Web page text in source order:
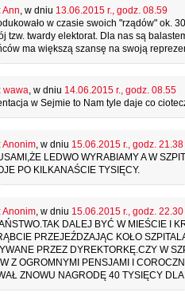
Ann, w dniu 13.06.2015 r., godz. 08.59
w czasie swoich "rządów" ok.
tzw. twardy elektorat. Dla nas są
ma większą szansę na swoją
wawa, w dniu 14.06.2015 r., godz. 08.55
w Sejmie to Nam tyle daje co
Anonim, w dniu 15.06.2015 r., godz. 21.38
LEDWO WYRABIAMY A W
PO KILKANAŚCIE TYSIĘCY.
Anonim, w dniu 15.06.2015 r., godz. 22.30
DALEJ BYĆ W MIEŚCIE I
PRZEJEŹDZAJĄC KOŁO
PRZEZ DYREKTORKĘ.CZY W
Z OGROMNYMI PENSJAMI I
ZNOWU NAGRODĘ 40 TYSIĘCY